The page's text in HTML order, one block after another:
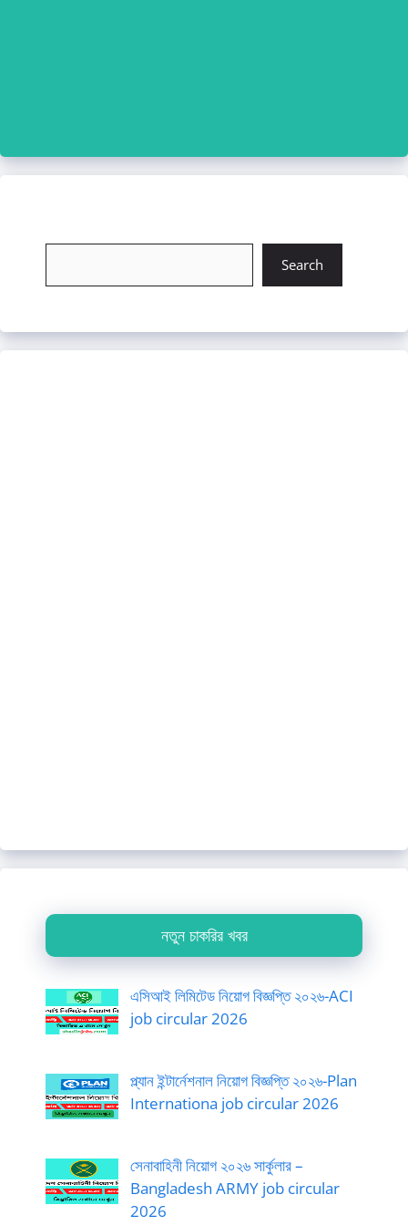
Search
নতুন চাকরির খবর
এসিআই লিমিটেড নিয়োগ বিজ্ঞপ্তি ২০২৬-ACI
job circular 2026
প্ল্যান ইন্টার্নেশনাল নিয়োগ বিজ্ঞপ্তি ২০২৬-Plan
Internationa job circular 2026
সেনাবাহিনী নিয়োগ ২০২৬ সার্কুলার –
Bangladesh ARMY job circular
2026